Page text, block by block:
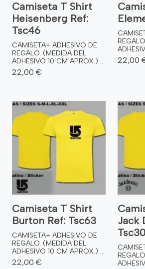
Camiseta T Shirt
Heisenberg Ref:
Tsc46
CAMISETA+ ADHESIVO DE
REGALO. (MEDIDA DEL
ADHESIVO 10 CM APROX.) ...
22,00 €
22,00
Camiseta T Shirt
Burton Ref: Tsc63
CAMISETA+ ADHESIVO DE
REGALO. (MEDIDA DEL
ADHESIVO 10 CM APROX.) ...
22,00 €
Jack
Tsc30